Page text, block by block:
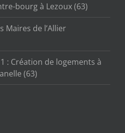
bourg à Lezoux (63)
Maires de l’Allier
1 : Création de logements à
(63)